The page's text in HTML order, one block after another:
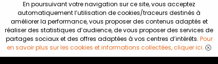
En poursuivant votre navigation sur ce site, vous acceptez
automatiquement l’utilisation de cookies/traceurs destinés à
améliorer la performance, vous proposer des contenus adaptés et
réaliser des statistiques d’audience, de vous proposer des services de
partages sociaux et des offres adaptées à vos centres d’intérêts. Pour
en savoir plus sur les cookies et informations collectées, cliquer ici.